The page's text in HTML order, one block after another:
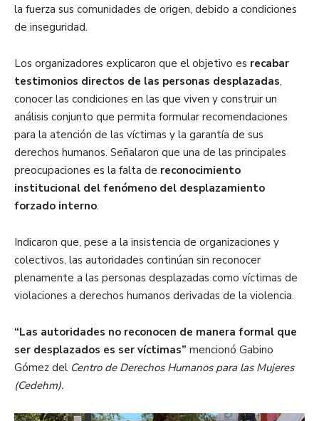
la fuerza sus comunidades de origen, debido a condiciones
de inseguridad.
Los organizadores explicaron que el objetivo es recabar
testimonios directos de las personas desplazadas,
conocer las condiciones en las que viven y construir un
análisis conjunto que permita formular recomendaciones
para la atención de las víctimas y la garantía de sus
derechos humanos. Señalaron que una de las principales
preocupaciones es la falta de reconocimiento
institucional del fenómeno del desplazamiento
forzado interno.
Indicaron que, pese a la insistencia de organizaciones y
colectivos, las autoridades continúan sin reconocer
plenamente a las personas desplazadas como víctimas de
violaciones a derechos humanos derivadas de la violencia.
“Las autoridades no reconocen de manera formal que
ser desplazados es ser víctimas” mencionó Gabino
Gómez del Centro de Derechos Humanos para las Mujeres
(Cedehm).